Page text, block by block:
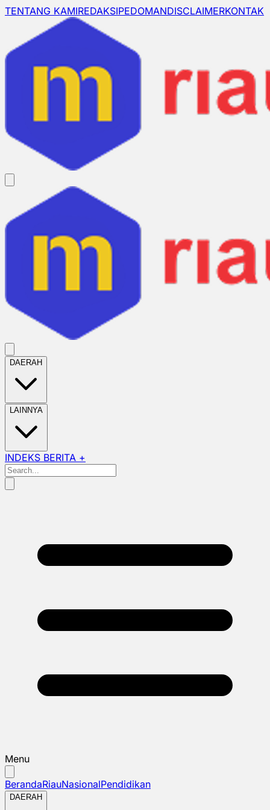
TENTANG KAMIREDAKSIPEDOMANDISCLAIMERKONTAK
DAERAH
LAINNYA
INDEKS BERITA +
Menu
BerandaRiauNasionalPendidikan
DAERAH